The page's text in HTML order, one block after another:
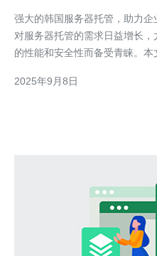
强大的韩国服务器托管，助力企业腾飞 在当今数字化
对服务器托管的需求日益增长
的性能和安全性而备受青睐。本
文章的三大精华要点： 高性能与可靠性：韩国服务器提供优越的
2025年9月8日